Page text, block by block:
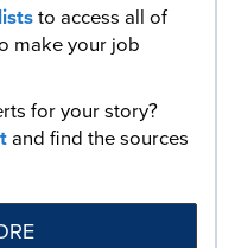
to access all of
make your job
for your story?
and find the sources